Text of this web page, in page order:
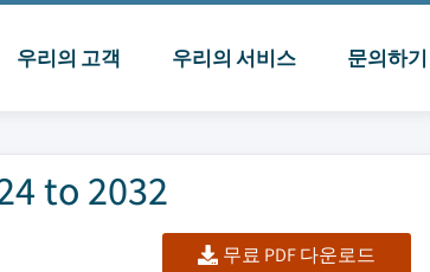
우리의 고객 우리의 서비스 문의하기
to 2032
무료 PDF 다운로드